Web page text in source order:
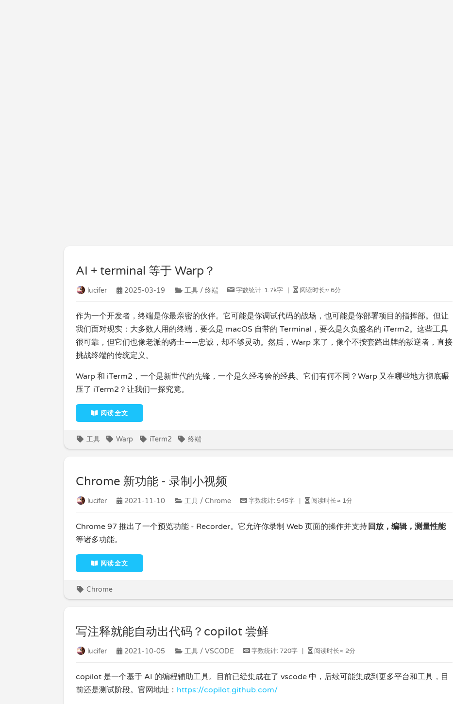
AI + terminal 等于 Warp？
lucifer 2025-03-19 工具 / 终端 字数统计: 1.7k字 阅读时长≈ 6分
作为一个开发者，终端是你最亲密的伙伴。它可能是你调试代码的战场，也可能是你部署项目的指挥部。但让
我们面对现实：大多数人用的终端，要么是 macOS 自带的 Terminal，要么是久负盛名的 iTerm2。这些工具
很可靠，但它们也像老派的骑士——忠诚，却不够灵动。然后，Warp 来了，像个不按套路出牌的叛逆者，直接
挑战终端的传统定义。
Warp 和 iTerm2，一个是新世代的先锋，一个是久经考验的经典。它们有何不同？Warp 又在哪些地方彻底碾
压了 iTerm2？让我们一探究竟。
阅读全文
工具 Warp iTerm2 终端
Chrome 新功能 - 录制小视频
lucifer 2021-11-10 工具 / Chrome 字数统计: 545字 阅读时长≈ 1分
Chrome 97 推出了一个预览功能 - Recorder。它允许你录制 Web 页面的操作并支持 回放，编辑，测量性能
等诸多功能。
阅读全文
Chrome
写注释就能自动出代码？copilot 尝鲜
lucifer 2021-10-05 工具 / VSCODE 字数统计: 720字 阅读时长≈ 2分
copilot 是一个基于 AI 的编程辅助工具。目前已经集成在了 vscode 中，后续可能集成到更多平台和工具，目
前还是测试阶段。官网地址： https://copilot.github.com/